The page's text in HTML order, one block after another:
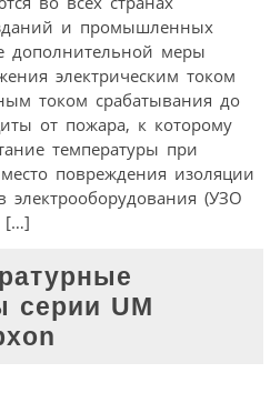
и промышленных
дополнительной меры
электрическим током
током срабатывания до
от пожара, к которому
температуры при
повреждения изоляции
электрооборудования (УЗО
[…]
серии UM